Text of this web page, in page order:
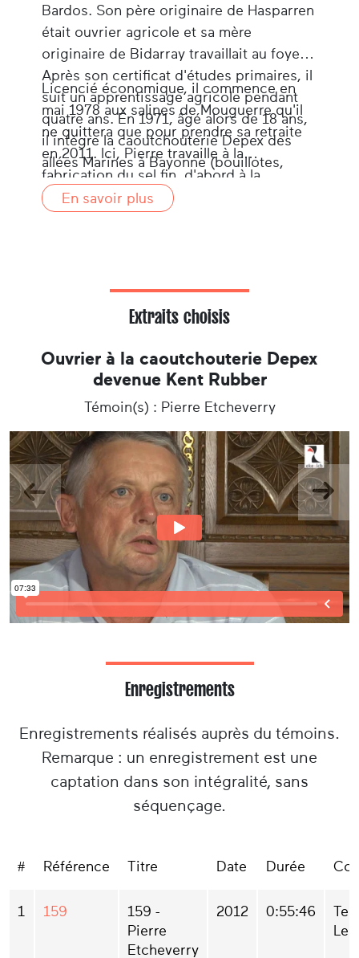
Bardos. Son père originaire de Hasparren
était ouvrier agricole et sa mère
originaire de Bidarray travaillait au foyer.
Après son certificat d'études primaires, il
suit un apprentissage agricole pendant
quatre ans. En 1971, âgé alors de 18 ans,
il intègre la caoutchouterie Depex des
allées Marines à Bayonne (bouillotes,
bonnets de bain et autres accessoires),
reprise ensuite par Kent Rubber, et qui
Licencié économique, il commence en
mai 1978 aux salines de Mouguerre qu'il
ne quittera que pour prendre sa retraite
en 2011. Ici, Pierre travaille à la
fabrication du sel fin, d'abord à la
pastilleuse pendant huit ans, puis comme
En savoir plus
Extraits choisis
Ouvrier à la caoutchouterie Depex
devenue Kent Rubber
Témoin(s) : Pierre Etcheverry
Précedent
Enregistrements
Enregistrements réalisés auprès du témoins.
Remarque : un enregistrement est une
captation dans son intégralité, sans
séquençage.
# Référence Titre Date Durée
1 159
159 -
Pierre
Etcheverry
2012 0:55:46